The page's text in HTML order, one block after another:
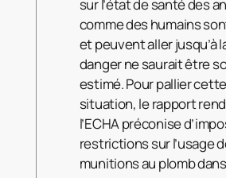
sur l’état de santé des
comme des humains
et peuvent aller jusqu’à
danger ne saurait être
estimé. Pour pallier cette
situation, le rapport
l’ECHA préconise
restrictions sur l’usage
munitions au plomb